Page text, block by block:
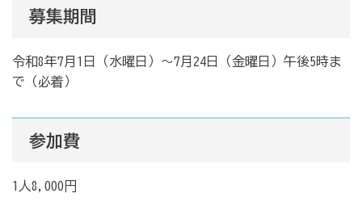
募集期間
令和8年7月1日（水曜日）～7月24日（金曜日）午後5時ま
で（必着）
参加費
1人8,000円